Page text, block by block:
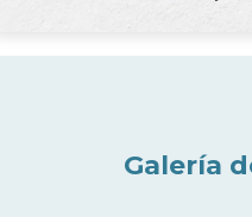
Galería